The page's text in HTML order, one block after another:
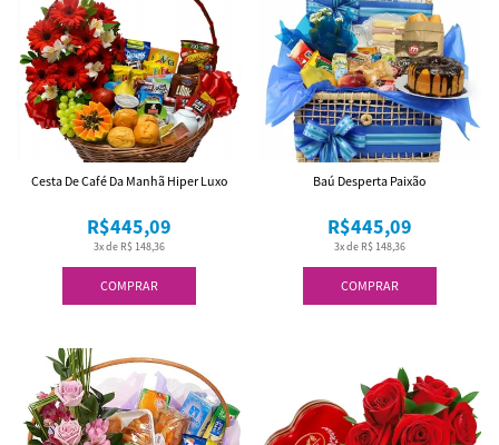
COMPRAR
3x de R$ 148,36
R$445,09
Cesta De Café Da Manhã Hiper Luxo
COMPRAR
3x de R$ 148,36
R$445,09
Baú Desperta Paixão